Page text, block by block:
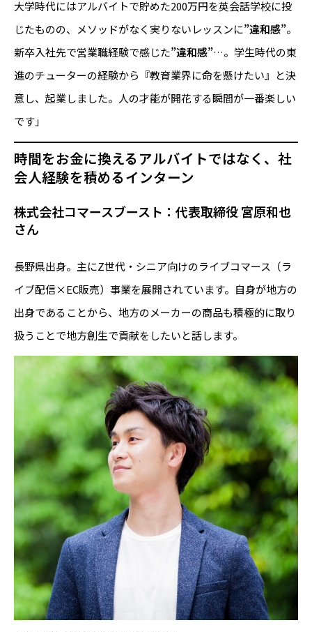
大学時代にはアルバイトで貯めた200万円を英会話学校に投
じたものの、メソッドがなく実りないレッスンに”違和感”。
新卒入社先で営業職経験で感じた”違和感”…。学生時代の東
進のチューターの経験から『教育業界に命を懸けたい』と決
意し、起業しました。人の才能が開花する瞬間が一番楽しい
です」
時間をお金に換えるアルバイトではなく、社
会人経験を積めるインターン
株式会社コマースブースト：代表取締役 宮原和也
さん
長野県出身。主にZ世代・シニア向けのライブコマース（ラ
イブ配信×EC販売）事業を展開されています。自身が地方の
出身であることから、地方のメーカーの商品も積極的に取り
扱うことで地方創生で貢献をしたいと話します。